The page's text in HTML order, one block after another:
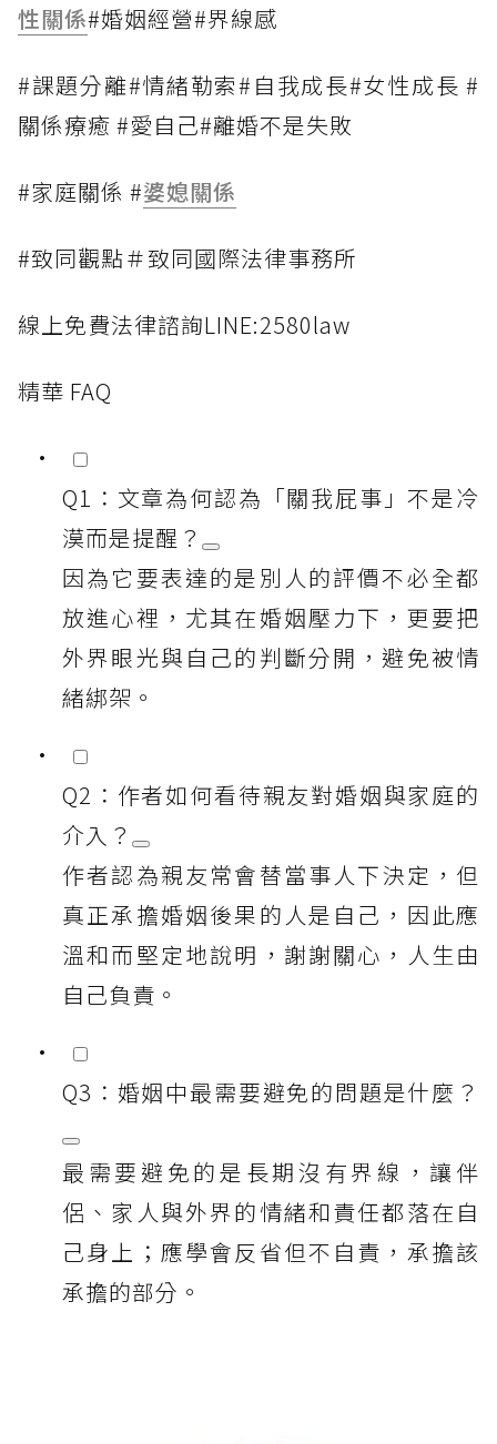
性關係#婚姻經營#界線感
#課題分離#情緒勒索#自我成長#女性成長 #
關係療癒 #愛自己#離婚不是失敗
#家庭關係 #婆媳關係
#致同觀點＃致同國際法律事務所
線上免費法律諮詢LINE:2580law
精華 FAQ
Q1：文章為何認為「關我屁事」不是冷
漠而是提醒？
因為它要表達的是別人的評價不必全都
放進心裡，尤其在婚姻壓力下，更要把
外界眼光與自己的判斷分開，避免被情
緒綁架。
Q2：作者如何看待親友對婚姻與家庭的
介入？
作者認為親友常會替當事人下決定，但
真正承擔婚姻後果的人是自己，因此應
溫和而堅定地說明，謝謝關心，人生由
自己負責。
Q3：婚姻中最需要避免的問題是什麼？
最需要避免的是長期沒有界線，讓伴
侶、家人與外界的情緒和責任都落在自
己身上；應學會反省但不自責，承擔該
承擔的部分。